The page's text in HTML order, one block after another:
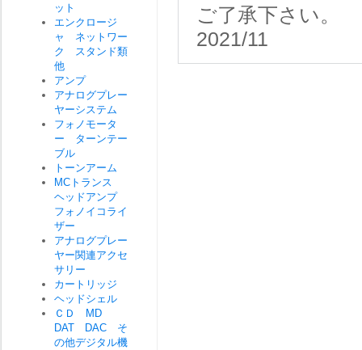
ご了承下さい。
2021/11
ット
エンクロージ
ャ ネットワー
ク スタンド類
他
アンプ
アナログプレー
ヤーシステム
フォノモータ
ー ターンテー
ブル
トーンアーム
MCトランス
ヘッドアンプ
フォノイコライ
ザー
アナログプレー
ヤー関連アクセ
サリー
カートリッジ
ヘッドシェル
ＣＤ MD
DAT DAC そ
の他デジタル機